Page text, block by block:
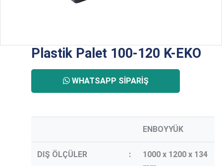
Plastik Palet 100-120 K-EKO
WHATSAPP SIPARIŞ
ENBOYYÜK
DIŞ ÖLÇÜLER :
1000 x 1200 x 134